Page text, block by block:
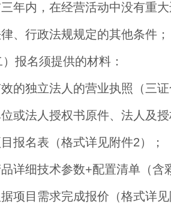
年内，在经营活动中没有重大
、行政法规规定的其他条件；
）报名须提供的材料：
的独立法人的营业执照（三
或法人授权书原件、法人及
报名表（格式详见附件2）；
详细技术参数+配置清单（含
项目需求完成报价（格式详见